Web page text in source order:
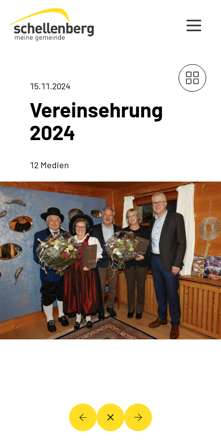
Gemeinde Schellenberg Startseite
15.11.2024
Vereinsehrung
2024
12 Medien